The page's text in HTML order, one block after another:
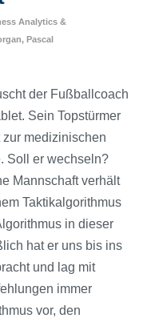
Analytics &
, Pascal
der Fußballcoach
Sein Topstürmer
medizinischen
Soll er wechseln?
Mannschaft verhält
Taktikalgorithmus
in dieser
hat er uns bis ins
und lag mit
immer
vor, den